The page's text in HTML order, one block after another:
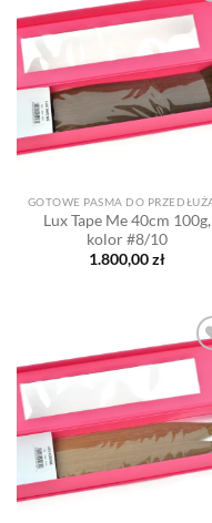
do
Lux Tape Me 40cm 100g,
kolor #8/10
1.800,00zł
do